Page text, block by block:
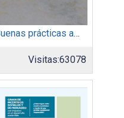
Buenas prácticas ambientales 2015
Visitas:63078